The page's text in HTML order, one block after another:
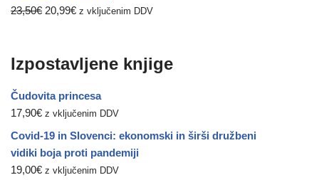
23,50€ 20,99€ z vključenim DDV
Izpostavljene knjige
Čudovita princesa
17,90€ z vključenim DDV
Covid-19 in Slovenci: ekonomski in širši družbeni
vidiki boja proti pandemiji
19,00€ z vključenim DDV